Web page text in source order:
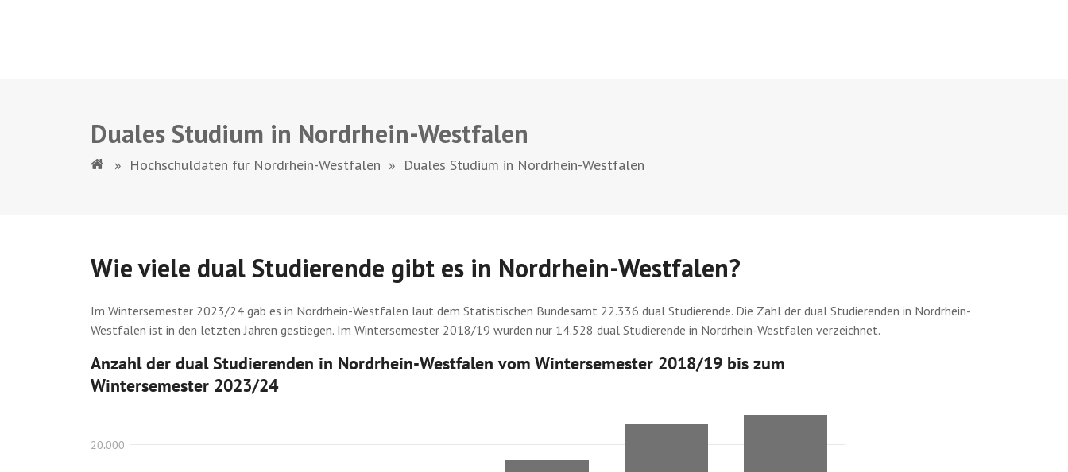
Duales Studium in Nordrhein-Westfalen
» Hochschuldaten für Nordrhein-Westfalen » Duales Studium in Nordrhein-Westfalen
Wie viele dual Studierende gibt es in Nordrhein-Westfalen?
Im Wintersemester 2023/24 gab es in Nordrhein-Westfalen laut dem Statistischen Bundesamt 22.336 dual Studierende. Die Zahl der dual Studierenden in Nordrhein-
Westfalen ist in den letzten Jahren gestiegen. Im Wintersemester 2018/19 wurden nur 14.528 dual Studierende in Nordrhein-Westfalen verzeichnet.